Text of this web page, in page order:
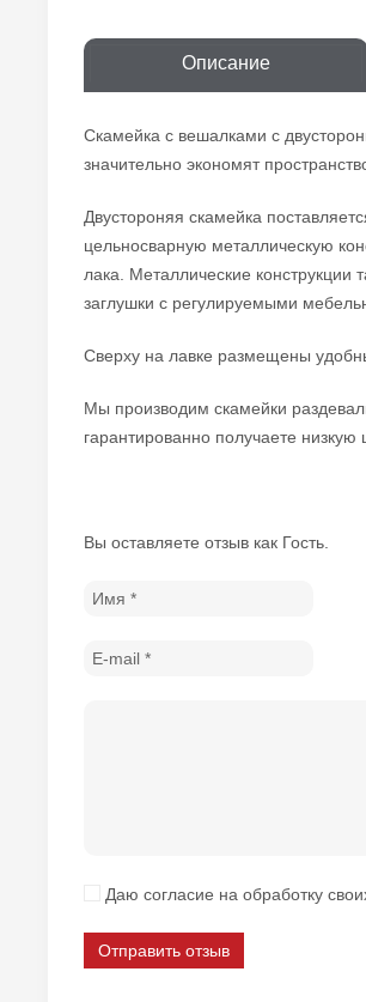
Описание
Скамейка с вешалками с
значительно экономят
Двустороняя скамейка
цельносварную металлическую
лака. Металлические
заглушки с регулируемыми
Сверху на лавке размещены
Мы производим скамейки
гарантированно получаете низкую
Вы оставляете отзыв как Гость.
Даю согласие на обработку
Отправить отзыв